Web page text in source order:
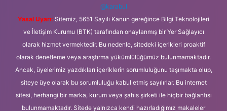
@karabul
Yasal Uyarı: Sitemiz, 5651 Sayılı Kanun gereğince Bilgi Teknolojileri
ve İletişim Kurumu (BTK) tarafından onaylanmış bir Yer Sağlayıcı
olarak hizmet vermektedir. Bu nedenle, sitedeki içerikleri proaktif
olarak denetleme veya araştırma yükümlülüğümüz bulunmamaktadır.
Ancak, üyelerimiz yazdıkları içeriklerin sorumluluğunu taşımakta olup,
siteye üye olarak bu sorumluluğu kabul etmiş sayılırlar. Bu internet
sitesi, herhangi bir marka, kurum veya şahıs şirketi ile hiçbir bağlantısı
bulunmamaktadır. Sitede yalnızca kendi hazırladığımız makaleler